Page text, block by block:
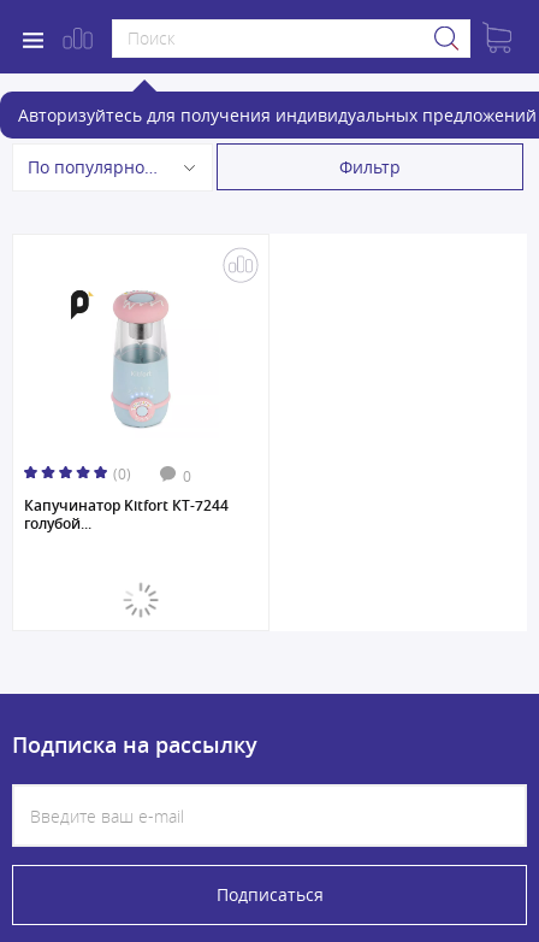
Авторизуйтесь для получения индивидуальных предложений
Вспениватели молока
По популярности Фильтр
(0) 0
Капучинатор Kitfort КТ-7244
голубой...
Подписка на рассылку
Подписаться